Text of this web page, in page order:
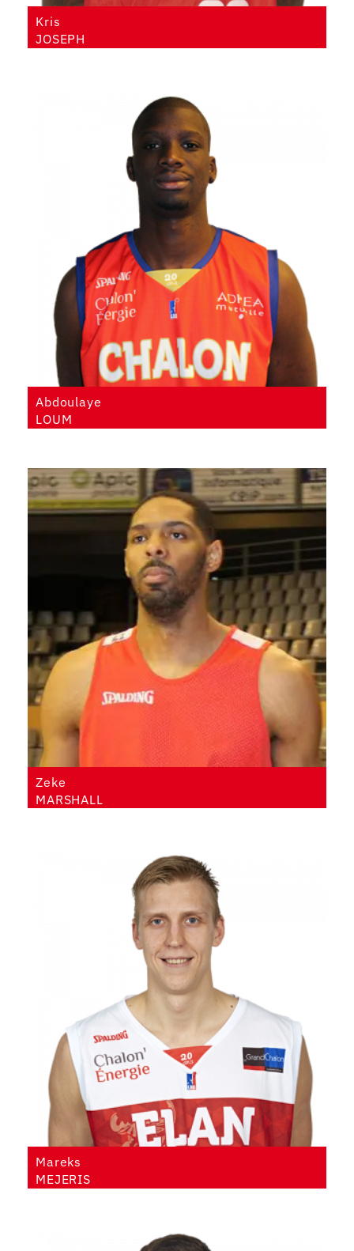
Kris
JOSEPH
Abdoulaye
LOUM
Zeke
MARSHALL
Mareks
MEJERIS